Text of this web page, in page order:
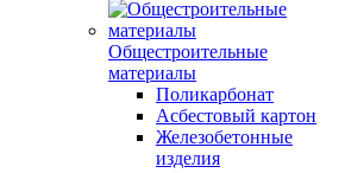
Общестроительные
материалы
Поликарбонат
Асбестовый картон
Железобетонные
изделия